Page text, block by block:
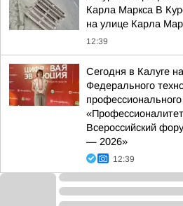
Карла Маркса В
на улице Карла
12:39
Сегодня в Калуге
Федерального
Всероссийский
— 2026»
12:39